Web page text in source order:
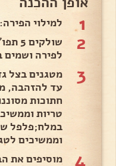
1 למילוי
2
לפירה ושמים
3
עד להזהבה,
חתוכות
טריות
במלח;פלפל
וממשיכים
4
מוסיפים את